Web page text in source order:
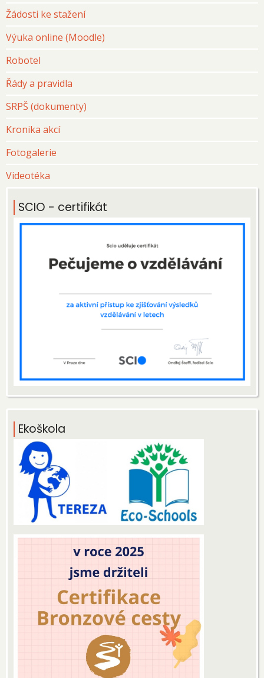
Žádosti ke stažení
Výuka online (Moodle)
Robotel
Řády a pravidla
SRPŠ (dokumenty)
Kronika akcí
Fotogalerie
Videotéka
SCIO - certifikát
Ekoškola